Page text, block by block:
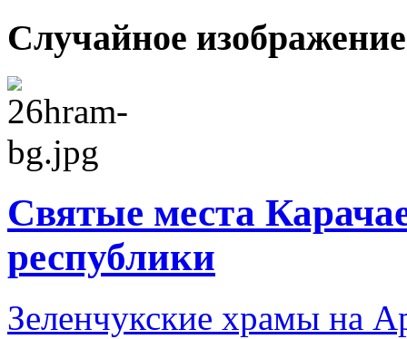
Случайное изображение
Святые места
республики
Зеленчукские храмы на